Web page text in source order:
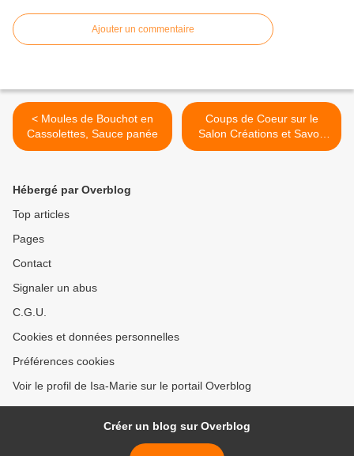
Ajouter un commentaire
< Moules de Bouchot en
Cassolettes, Sauce panée
Coups de Coeur sur le
Salon Créations et Savoir
Faire >
Hébergé par Overblog
Top articles
Pages
Contact
Signaler un abus
C.G.U.
Cookies et données personnelles
Préférences cookies
Voir le profil de Isa-Marie sur le portail Overblog
Créer un blog sur Overblog